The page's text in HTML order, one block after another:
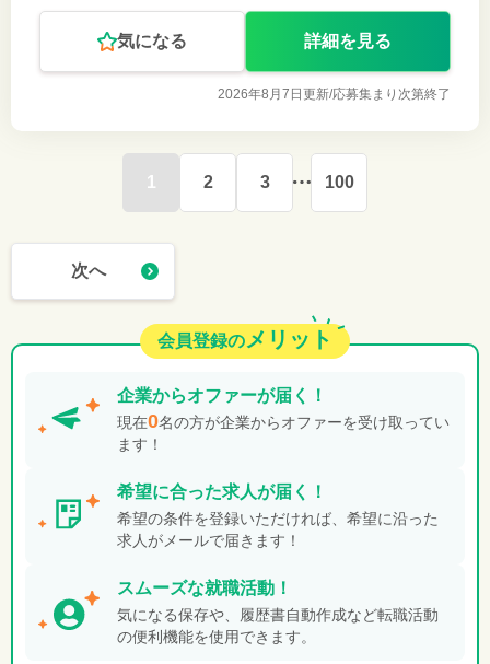
気になる 詳細を見る
2026年8月7日更新/応募集まり次第終了
1 2 3 100
次へ
会員登録のメリット
企業からオファーが届く！
現在0名の方が企業からオファーを受け取ってい
ます！
希望に合った求人が届く！
希望の条件を登録いただければ、希望に沿った
求人がメールで届きます！
スムーズな就職活動！
気になる保存や、履歴書自動作成など転職活動
の便利機能を使用できます。